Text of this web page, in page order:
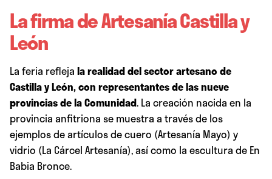
La firma de Artesanía Castilla y
León
La feria refleja la realidad del sector artesano de
Castilla y León, con representantes de las nueve
provincias de la Comunidad. La creación nacida en la
provincia anfitriona se muestra a través de los
ejemplos de artículos de cuero (Artesanía Mayo) y
vidrio (La Cárcel Artesanía), así como la escultura de En
Babia Bronce.